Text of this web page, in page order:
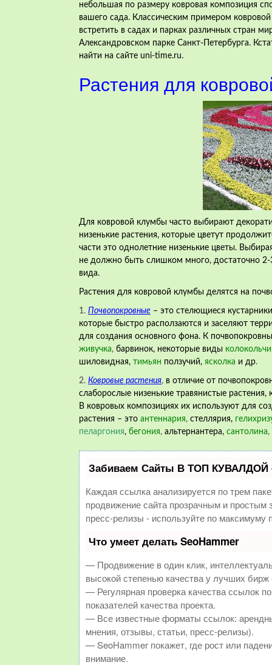
небольшая по размеру ковровая композиция
вашего сада. Классическим примером
встретить в садах и парках различных стран
Александровском парке Санкт-Петербурга.
найти на сайте uni-time.ru.
Растения для
Для ковровой клумбы часто выбирают
низенькие растения, которые цветут
части это однолетние низенькие цветы.
не должно быть слишком много, достаточно 2-
вида.
Растения для ковровой клумбы делятся на
1. Почвопокровные – это стелющиеся
которые быстро расползаются и заселяют
для создания основного фона. К
живучка, барвинок, некоторые виды
шиловидная, тимьян ползучий, ясколка и др.
2. Ковровые растения, в отличие от
слаборослые низенькие травянистые
В ковровых композициях их используют для
растения – это антеннария, стеллярия,
пеларгония, бегония, альтернантера, сантолина,
Забиваем Сайты В ТОП КУВАЛДОЙ
Каждая ссылка анализируется по трем
продвижение сайта прозрачным и
пресс-релизы - используйте по
Что умеет делать SeoHammer
— Продвижение в один клик,
высокой степенью качества у лучших
— Регулярная проверка качества ссылок
показателей качества проекта.
— Все известные форматы ссылок:
мнения, отзывы, статьи, пресс-релизы).
— SeoHammer покажет, где рост или
внимание.